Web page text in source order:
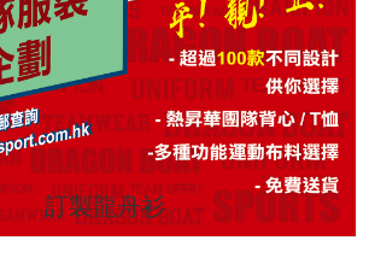
訂製龍舟衫